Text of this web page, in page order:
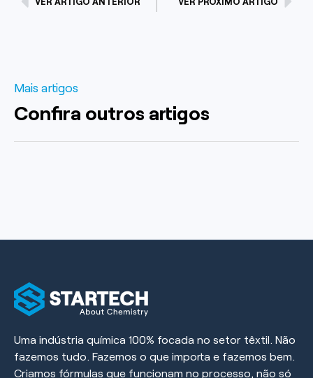
Mais artigos
Confira outros artigos
Uma indústria química 100% focada no setor têxtil. Não
fazemos tudo. Fazemos o que importa e fazemos bem.
Criamos fórmulas que funcionam no processo, não só